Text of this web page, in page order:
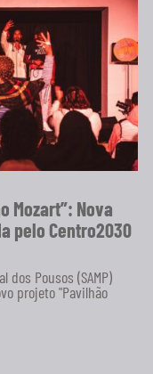
Mozart”: Nova
pelo Centro2030
dos Pousos (SAMP)
projeto "Pavilhão